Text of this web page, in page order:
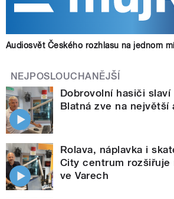
Audiosvět Českého rozhlasu na jednom
NEJPOSLOUCHANĚJŠÍ
Dobrovolní hasiči
Blatná zve na největší
Rolava, náplavka i
City centrum rozšiřuje
ve Varech